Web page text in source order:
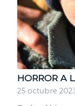
HORROR A
25 octubre